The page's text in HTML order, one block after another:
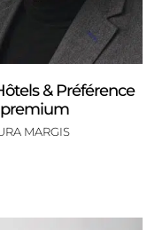
& Préférence
premium
MARGIS